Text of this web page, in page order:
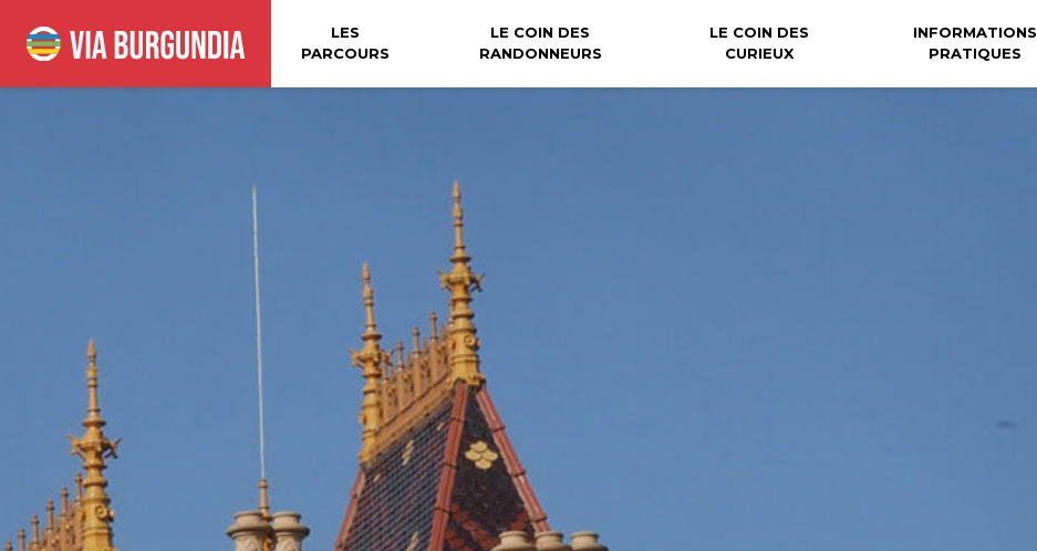
LES
PARCOURS
LE COIN DES
RANDONNEURS
LE COIN DES
CURIEUX
INFORMATIONS
PRATIQUES